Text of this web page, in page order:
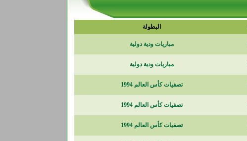
البطولة
مباريات ودية دولية
مباريات ودية دولية
تصفيات كأس العالم 1994
تصفيات كأس العالم 1994
تصفيات كأس العالم 1994